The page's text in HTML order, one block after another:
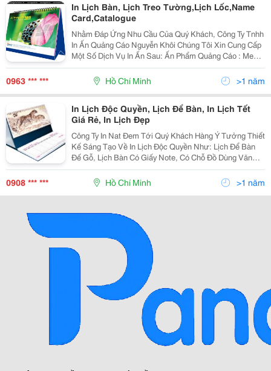
In Lịch Bàn, Lịch Treo Tường,Lịch Lốc,Name
Card,Catalogue
Nhằm Đáp Ứng Nhu Cầu Của Quý Khách, Công Ty Tnhh
In Ấn Quảng Cáo Nguyễn Khôi Chúng Tôi Xin Cung Cấp
Một Số Dịch Vụ In Ấn Sau: Ấn Phẩm Quảng Cáo : Menu,
B Rochure, Catalogue, Leaflet, Lịch, Hộp Giấy, Túi Giấy,
Túi Nhựa, Poster, Banner, Standee,
0963 *** *** Hồ Chí Minh >1 năm
In Lịch Độc Quyền, Lịch Để Bàn, In Lịch Tết
Giá Rẻ, In Lịch Đẹp
Công Ty In Nat Đem Tới Quý Khách Hàng Ý Tưởng Thiết
Kế Sáng Tạo Về In Lịch Độc Quyền Như: Lịch Để Bàn
Đế Gỗ, Lịch Bàn Có Giấy Note, Có Chỗ Đồ Dùng Văn
Phòng; Lịch Treo Tường Ngoài Loại Lò Xo Trên Đầu, Còn
Có Loại Lò Xo Giữa&Hellip;. Chắc Chắn Lịch Tế
0908 *** *** Hồ Chí Minh >1 năm